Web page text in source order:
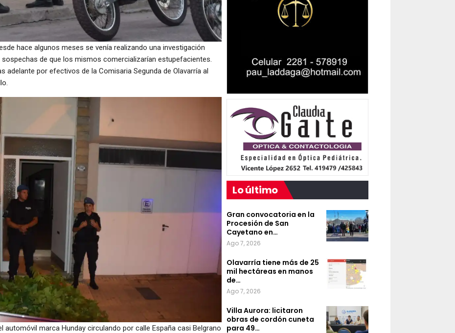
hace algunos meses se venía realizando una investigación
de que los mismos comercializarían estupefacientes.
adelante por efectivos de la Comisaria Segunda de Olavarría al
automóvil marca Hunday circulando por calle España casi Belgrano
Lo último
Gran convocatoria en la
Procesión de San
Cayetano en…
Ago 7, 2026
Olavarría tiene más de 25
mil hectáreas en manos
de…
Ago 7, 2026
Villa Aurora: licitaron
obras de cordón cuneta
para 49…